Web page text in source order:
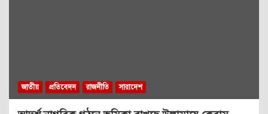
জাতীয় প্রতিবেদন রাজনীতি সারাদেশ